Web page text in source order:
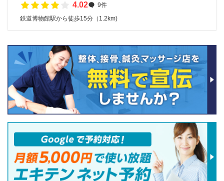
4.02
9件
鉄道博物館駅から徒歩15分（1.2km)